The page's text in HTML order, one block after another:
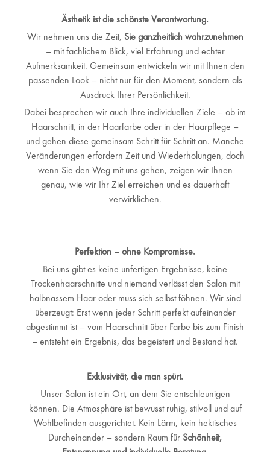
Ästhetik ist die schönste Verantwortung.
Wir nehmen uns die Zeit, Sie ganzheitlich wahrzunehmen
– mit fachlichem Blick, viel Erfahrung und echter
Aufmerksamkeit. Gemeinsam entwickeln wir mit Ihnen den
passenden Look – nicht nur für den Moment, sondern als
Ausdruck Ihrer Persönlichkeit.
Dabei besprechen wir auch Ihre individuellen Ziele – ob im
Haarschnitt, in der Haarfarbe oder in der Haarpflege –
und gehen diese gemeinsam Schritt für Schritt an. Manche
Veränderungen erfordern Zeit und Wiederholungen, doch
wenn Sie den Weg mit uns gehen, zeigen wir Ihnen
genau, wie wir Ihr Ziel erreichen und es dauerhaft
verwirklichen.
Perfektion – ohne Kompromisse.
Bei uns gibt es keine unfertigen Ergebnisse, keine
Trockenhaarschnitte und niemand verlässt den Salon mit
halbnassem Haar oder muss sich selbst föhnen. Wir sind
überzeugt: Erst wenn jeder Schritt perfekt aufeinander
abgestimmt ist – vom Haarschnitt über Farbe bis zum Finish
– entsteht ein Ergebnis, das begeistert und Bestand hat.
Exklusivität, die man spürt.
Unser Salon ist ein Ort, an dem Sie entschleunigen
können. Die Atmosphäre ist bewusst ruhig, stilvoll und auf
Wohlbefinden ausgerichtet. Kein Lärm, kein hektisches
Durcheinander – sondern Raum für Schönheit,